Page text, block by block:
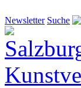
Newsletter Suche